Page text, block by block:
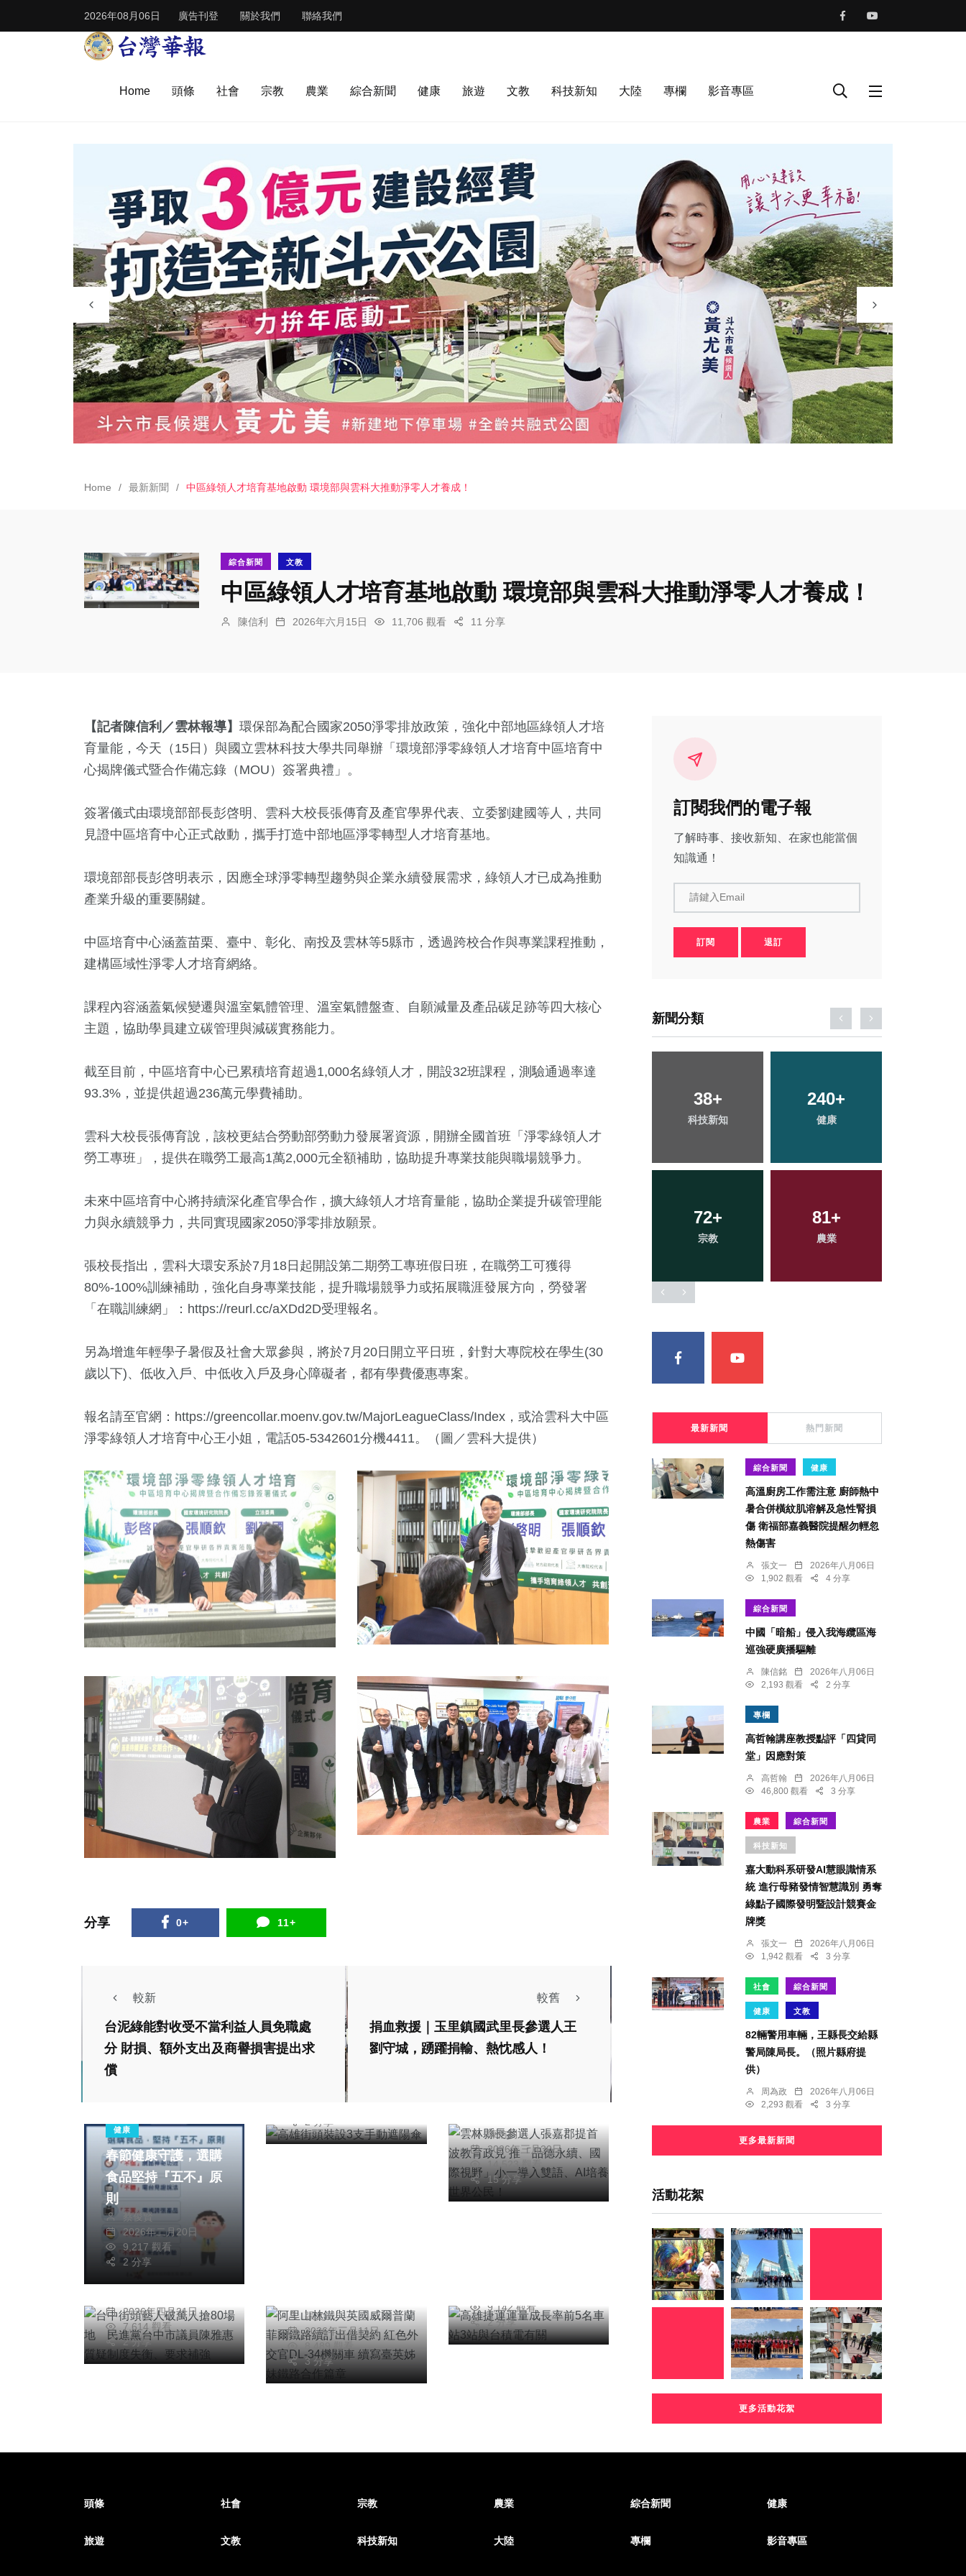
2026年08月06日 廣告刊登 關於我們 聯絡我們
Home 頭條 社會 宗教 農業 綜合新聞 健康 旅遊 文教 科技新知 大陸 專欄 影音專區
Home 最新新聞 中區綠領人才培育基地啟動 環境部與雲科大推動淨零人才養成！
綜合新聞 文教
中區綠領人才培育基地啟動 環境部與雲科大推動淨零人才養成！
陳信利 2026年六月15日 11,706 觀看 11 分享
【記者陳信利／雲林報導】 環保部為配合國家2050淨零排放政策，強化中部地區綠領人才培
育量能，今天（15日）與國立雲林科技大學共同舉辦「環境部淨零綠領人才培育中區培育中
心揭牌儀式暨合作備忘錄（MOU）簽署典禮」。
簽署儀式由環境部部長彭啓明、雲科大校長張傳育及產官學界代表、立委劉建國等人，共同
見證中區培育中心正式啟動，攜手打造中部地區淨零轉型人才培育基地。
環境部部長彭啓明表示，因應全球淨零轉型趨勢與企業永續發展需求，綠領人才已成為推動
產業升級的重要關鍵。
中區培育中心涵蓋苗栗、臺中、彰化、南投及雲林等5縣市，透過跨校合作與專業課程推動，
建構區域性淨零人才培育網絡。
課程內容涵蓋氣候變遷與溫室氣體管理、溫室氣體盤查、自願減量及產品碳足跡等四大核心
主題，協助學員建立碳管理與減碳實務能力。
截至目前，中區培育中心已累積培育超過1,000名綠領人才，開設32班課程，測驗通過率達
93.3%，並提供超過236萬元學費補助。
雲科大校長張傳育說，該校更結合勞動部勞動力發展署資源，開辦全國首班「淨零綠領人才
勞工專班」，提供在職勞工最高1萬2,000元全額補助，協助提升專業技能與職場競爭力。
未來中區培育中心將持續深化產官學合作，擴大綠領人才培育量能，協助企業提升碳管理能
力與永續競爭力，共同實現國家2050淨零排放願景。
張校長指出，雲科大環安系於7月18日起開設第二期勞工專班假日班，在職勞工可獲得
80%-100%訓練補助，強化自身專業技能，提升職場競爭力或拓展職涯發展方向，勞發署
「在職訓練網」： https://reurl.cc/aXDd2D受理報名。
另為增進年輕學子暑假及社會大眾參與，將於7月20日開立平日班，針對大專院校在學生(30
歲以下)、低收入戶、中低收入戶及身心障礙者，都有學費優惠專案。
報名請至官網：https://greencollar.moenv.gov.tw/MajorLeagueClass/Index，或洽雲科大中區
淨零綠領人才培育中心王小姐，電話05-5342601分機4411。（圖／雲科大提供）
分享 0+ 11+
較新
台泥綠能對收受不當利益人員免職處
分 財損、額外支出及商譽損害提出求
償
較舊
捐血救援｜玉里鎮國武里長參選人王
劉守城，踴躍捐輸、熱忱感人！
健康
春節健康守護，選購
食品堅持『五不』原
則
蔡俊賢
2026年二月20日
9,217 觀看
2 分享
高雄街頭裝設3支手
動遮陽傘
2026年六月28日
2 分享
綜合新聞
視野」小一導入雙
語、AI培養世界公
民！
陳信利
2026年三月30日
14,523 觀看
15 分享
社會 綜合新聞
台中街頭藝人破萬人
搶80場地 民進黨
強
2026年四月21日
7,614 觀看
2 分享
官DL-34機關車 續寫
臺英姊妹鐵路合作篇
章
張文一
2026年三月11日
3 分享
綜合新聞
9,142 觀看
2 分享
訂閱我們的電子報
了解時事、接收新知、在家也能當個
知識通！
請鍵入Email
訂閱 退訂
新聞分類
55+
777+
440+
128+
38+
科技新知
240+
健康
72+
宗教
81+
農業
3+
大陸
56+
頭條
254+
文教
777+
綜合新聞
最新新聞 熱門新聞
綜合新聞 健康
高溫廚房工作需注意 廚師熱中
暑合併橫紋肌溶解及急性腎損
傷 衛福部嘉義醫院提醒勿輕忽
熱傷害
張文一
2026年八月06日
1,902 觀看
4 分享
綜合新聞
中國「暗船」侵入我海纜區海
巡強硬廣播驅離
陳信銘
2026年八月06日
2,193 觀看
2 分享
專欄
高哲翰講座教授點評「四貸同
堂」因應對策
高哲翰
2026年八月06日
46,800 觀看
3 分享
農業 綜合新聞
科技新知
嘉大動科系研發AI慧眼識情系
統 進行母豬發情智慧識別 勇奪
綠點子國際發明暨設計競賽金
牌獎
張文一
2026年八月06日
1,942 觀看
3 分享
社會 綜合新聞
健康 文教
82輛警用車輛，王縣長交給縣
警局陳局長。（照片縣府提
供）
周為政
2026年八月06日
2,293 觀看
3 分享
更多最新新聞
活動花絮
更多活動花絮
頭條 社會 宗教 農業 綜合新聞 健康
旅遊 文教 科技新知 大陸 專欄 影音專區